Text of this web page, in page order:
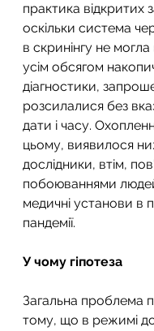
практика відкритих
оскільки система
в скринінгу не
усім обсягом
діагностики,
розсилалися без
дати і часу.
цьому, виявилося
дослідники, втім,
побоюваннями
медичні установи в
пандемії.
У чому гіпотеза
Загальна проблема
тому, що в режимі